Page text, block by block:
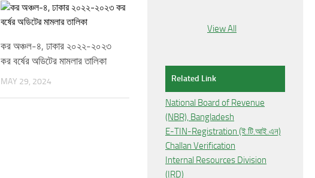
কর অঞ্চল-৪, ঢাকার ২০২২-২০২৩
কর বর্ষের অডিটের মামলার তালিকা
MAY 29, 2024
View All
Related Link
National Board of Revenue
(NBR), Bangladesh
E-TIN-Registration (ই.টি.আই.এন)
Challan Verification
Internal Resources Division
(IRD)